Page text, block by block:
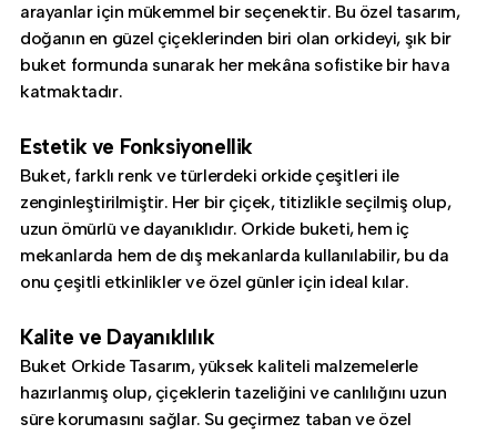
arayanlar için mükemmel bir seçenektir. Bu özel tasarım,
doğanın en güzel çiçeklerinden biri olan orkideyi, şık bir
buket formunda sunarak her mekâna sofistike bir hava
katmaktadır.
Estetik ve Fonksiyonellik
Buket, farklı renk ve türlerdeki orkide çeşitleri ile
zenginleştirilmiştir. Her bir çiçek, titizlikle seçilmiş olup,
uzun ömürlü ve dayanıklıdır. Orkide buketi, hem iç
mekanlarda hem de dış mekanlarda kullanılabilir, bu da
onu çeşitli etkinlikler ve özel günler için ideal kılar.
Kalite ve Dayanıklılık
Buket Orkide Tasarım, yüksek kaliteli malzemelerle
hazırlanmış olup, çiçeklerin tazeliğini ve canlılığını uzun
süre korumasını sağlar. Su geçirmez taban ve özel